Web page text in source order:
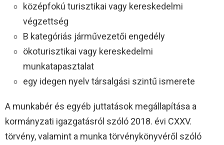
középfokú turisztikai vagy kereskedelmi
végzettség
B kategóriás járművezetői engedély
ökoturisztikai vagy kereskedelmi
munkatapasztalat
egy idegen nyelv társalgási szintű ismerete
A munkabér és egyéb juttatások megállapítása a
kormányzati igazgatásról szóló 2018. évi CXXV.
törvény, valamint a munka törvénykönyvéről szóló